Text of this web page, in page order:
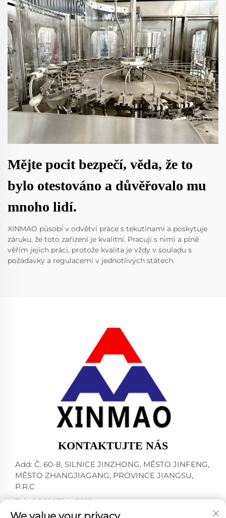
Mějte pocit bezpečí, věda, že to
bylo otestováno a důvěřovalo mu
mnoho lidí.
XINMAO působí v odvětví práce s tekutinami a poskytuje
záruku, že toto zařízení je kvalitní. Pracuji s nimi a plně
věřím jejich práci, protože kvalita je vždy v souladu s
požadavky a regulacemi v jednotlivých státech.
KONTAKTUJTE NÁS
Add: Č. 60-8, SILNICE JINZHONG, MĚSTO JINFENG,
MĚSTO ZHANGJIAGANG, PROVINCE JIANGSU,
P.R.C
Tel:+86-18952445692